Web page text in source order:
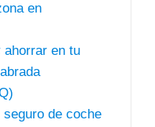
en
ahorrar en tu
de coche